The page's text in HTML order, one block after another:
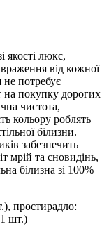
якості люкс,
від кожної
потребує
на покупку дорогих
чистота,
кольору роблять
білизни.
забезпечить
мрій та сновидінь,
білизна зі 100%
простирадло:
шт.)